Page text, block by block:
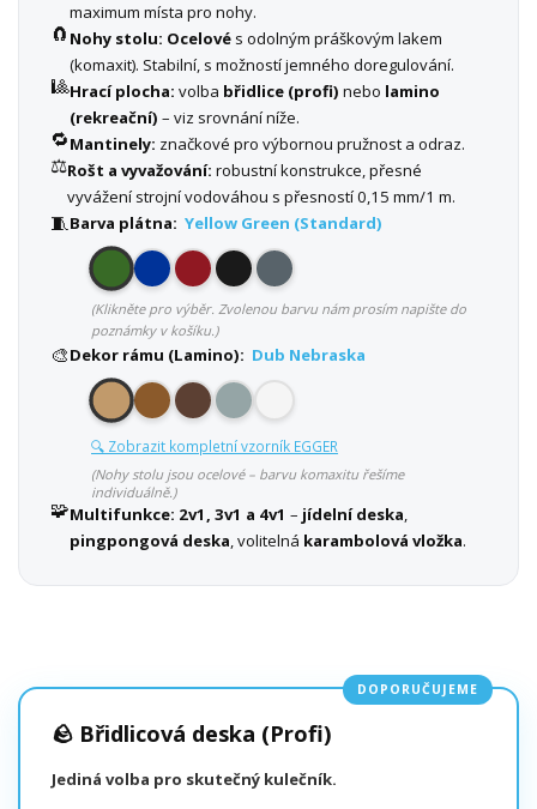
maximum místa pro nohy.
🧲 Nohy stolu: Ocelové s odolným práškovým lakem
(komaxit). Stabilní, s možností jemného doregulování.
🎱Hrací plocha: volba břidlice (profi) nebo lamino
(rekreační) – viz srovnání níže.
🔁Mantinely: značkové pro výbornou pružnost a odraz.
⚖️Rošt a vyvažování: robustní konstrukce, přesné
vyvážení strojní vodováhou s přesností 0,15 mm/1 m.
🧵Barva plátna: Yellow Green (Standard)
(Klikněte pro výběr. Zvolenou barvu nám prosím napište do
poznámky v košíku.)
🎨Dekor rámu (Lamino): Dub Nebraska
🔍 Zobrazit kompletní vzorník EGGER
(Nohy stolu jsou ocelové – barvu komaxitu řešíme
individuálně.)
🧩Multifunkce: 2v1, 3v1 a 4v1 – jídelní deska,
pingpongová deska, volitelná karambolová vložka.
DOPORUČUJEME
🪨 Břidlicová deska (Profi)
Jediná volba pro skutečný kulečník.